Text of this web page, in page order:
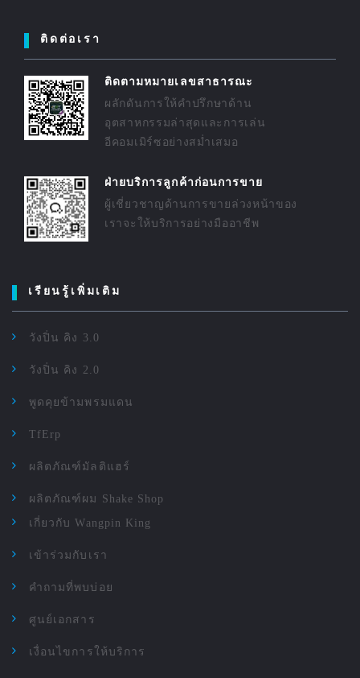
ติดต่อเรา
ติดตามหมายเลขสาธารณะ
ผลักดันการให้คำปรึกษาด้าน
อุตสาหกรรมล่าสุดและการเล่น
อีคอมเมิร์ซอย่างสม่ำเสมอ
ฝ่ายบริการลูกค้าก่อนการขาย
ผู้เชี่ยวชาญด้านการขายล่วงหน้าของ
เราจะให้บริการอย่างมืออาชีพ
เรียนรู้เพิ่มเติม
วังปิ่น คิง 3.0
วังปิ่น คิง 2.0
พูดคุยข้ามพรมแดน
TfErp
ผลิตภัณฑ์มัลติแฮร์
ผลิตภัณฑ์ผม Shake Shop
เกี่ยวกับ Wangpin King
เข้าร่วมกับเรา
คำถามที่พบบ่อย
ศูนย์เอกสาร
เงื่อนไขการให้บริการ